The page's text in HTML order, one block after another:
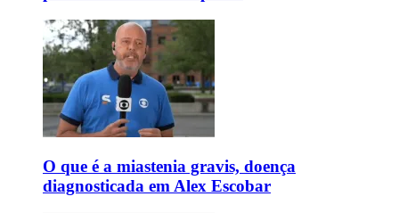
O que é a miastenia gravis, doença
diagnosticada em Alex Escobar